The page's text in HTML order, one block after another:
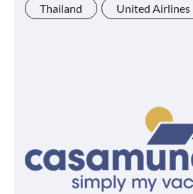
Thailand United Airlines